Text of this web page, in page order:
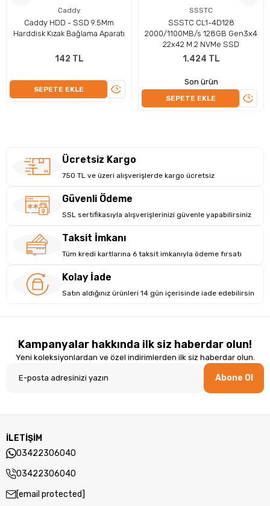
Caddy
Caddy HDD - SSD 9.5Mm
Harddisk Kızak Bağlama Aparatı
142 TL
SEPETE EKLE
ÜRÜNÜ
SSSTC
SSSTC CL1-4D128
2000/1100MB/s 128GB Gen3x4
22x42 M.2 NVMe SSD
1.424 TL
SEPETE EKLE
Son ürün
Ücretsiz Kargo
750 TL ve üzeri alışverişlerde kargo ücretsiz
Güvenli Ödeme
SSL sertifikasıyla alışverişlerinizi güvenle yapabilirsiniz
Taksit İmkanı
Tüm kredi kartlarına 6 taksit imkanıyla ödeme fırsatı
Kolay İade
Satın aldığınız ürünleri 14 gün içerisinde iade edebilirsin
Kampanyalar hakkında ilk siz haberdar olun!
Yeni koleksiyonlardan ve özel indirimlerden ilk siz haberdar olun.
Abone Ol
İLETİŞİM
03422306040
03422306040
[email protected]